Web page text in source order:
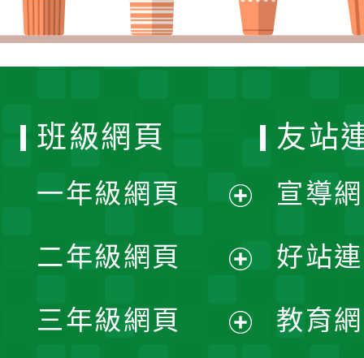
班級網頁
一年級網頁
開
選
二年級網頁
開
三年級網頁
友站
宣導
好站
教育